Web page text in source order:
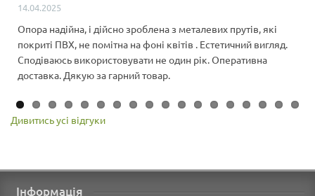
14.04.2025
Опора надійна, і дійсно зроблена з металевих прутів, які
покриті ПВХ, не помітна на фоні квітів . Естетичний вигляд.
Сподіваюсь використовувати не один рік. Оперативна
доставка. Дякую за гарний товар.
Дивитись усі відгуки
Інформація